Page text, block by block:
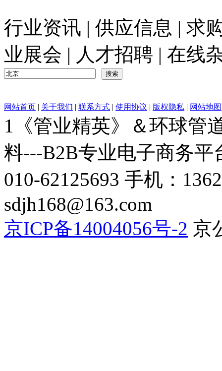
行业资讯 | 供应信息 | 求
业展会 | 人才招聘 | 在线
网站首页 | 关于我们 | 联系方式 | 使用协议 | 版权隐私 | 网站地图
1《管业精英》＆环球管
料---B2B专业电子商务平
010-62125693 手机：
sdjh168@163.com
京ICP备14004056号-2 京